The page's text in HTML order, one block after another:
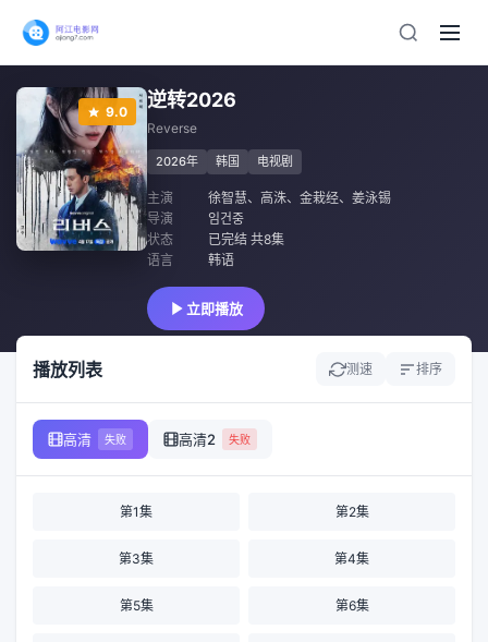
9.0
逆转2026
Reverse
2026年 韩国 电视剧
主演 徐智慧、 高洙、 金栽经、 姜泳锡
导演
임건중
状态
已完结 共8集
语言
韩语
立即播放
播放列表 测速 排序
高清 失败 高清2 失败
第1集 第2集
第3集 第4集
第5集 第6集